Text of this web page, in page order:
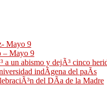
Mayo 9
– Mayo 9
un abismo y dejÃ³ cinco
indÃ­gena del paÃ­s
del DÃ­a de la Madre